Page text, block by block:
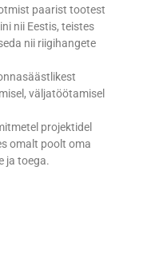
paarist tootest
nii Eestis, teistes
nii riigihangete
väljatöötamisel
projektidel
omalt poolt oma
ja toega.